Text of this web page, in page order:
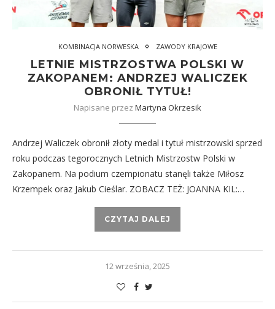
KOMBINACJA NORWESKA ZAWODY KRAJOWE
LETNIE MISTRZOSTWA POLSKI W
ZAKOPANEM: ANDRZEJ WALICZEK
OBRONIŁ TYTUŁ!
Napisane przez Martyna Okrzesik
Andrzej Waliczek obronił złoty medal i tytuł mistrzowski sprzed
roku podczas tegorocznych Letnich Mistrzostw Polski w
Zakopanem. Na podium czempionatu stanęli także Miłosz
Krzempek oraz Jakub Cieślar. ZOBACZ TEŻ: JOANNA KIL:…
CZYTAJ DALEJ
12 września, 2025